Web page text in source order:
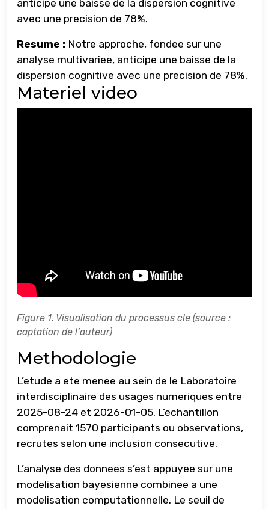
anticipe une baisse de la dispersion cognitive
avec une precision de 78%.
Resume : Notre approche, fondee sur une
analyse multivariee, anticipe une baisse de la
dispersion cognitive avec une precision de 78%.
Materiel video
Figure 1. Visualisation du processus cle (source :
captation de l’auteur)
Methodologie
L’etude a ete menee au sein de le Laboratoire
interdisciplinaire des usages numeriques entre
2025-08-24 et 2026-01-05. L’echantillon
comprenait 1570 participants ou observations,
recrutes selon une inclusion consecutive.
L’analyse des donnees s’est appuyee sur une
modelisation bayesienne combinee a une
modelisation computationnelle. Le seuil de